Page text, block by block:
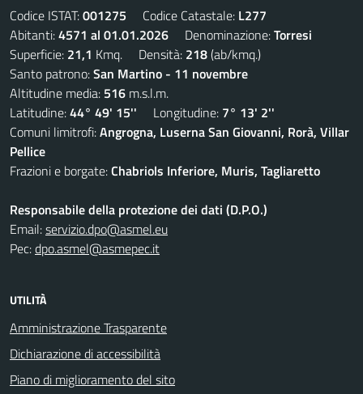
Codice ISTAT:001275 Codice Catastale: L277
Abitanti:4571 al 01.01.2026 Denominazione:Torresi
Superficie: 21,1 Kmq. Densità: 218(ab/kmq.)
Santo patrono:San Martino - 11 novembre
Altitudine media: 516 m.s.l.m.
Latitudine:44° 49' 15'' Longitudine: 7° 13' 2''
Comuni limitrofi:Angrogna, Luserna San Giovanni, Rorà, Villar
Pellice
Frazioni e borgate:Chabriols Inferiore, Muris, Tagliaretto
Responsabile della protezione dei dati (D.P.O.)
Email:servizio.dpo@asmel.eu
Pec:dpo.asmel@asmepec.it
UTILITÀ
Amministrazione Trasparente
Dichiarazione di accessibilità
Piano di miglioramento del sito